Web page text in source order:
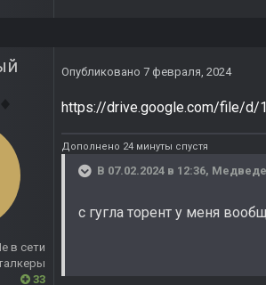
в сети
33
Опубликовано 7 февраля, 2024
https://drive.google.com/file/d/
Дополнено 24 минуты спустя
В 07.02.2024 в 12:36,
с гугла торент у меня